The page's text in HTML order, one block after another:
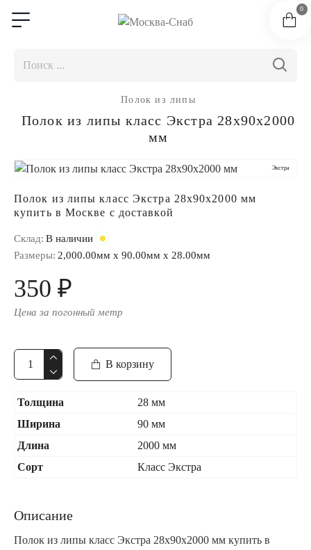
0
Полок из липы
Полок из липы класс Экстра 28x90x2000
мм
Экстра
Полок из липы класс Экстра 28x90x2000 мм
купить в Москве с доставкой
Склад: В наличии
Размеры: 2,000.00мм x 90.00мм x 28.00мм
350 ₽
В корзину
Цена за погонный метр
Толщина
28 мм
Ширина
90 мм
Длина
2000 мм
Сорт
Класс Экстра
Описание
Полок из липы класс Экстра 28x90x2000 мм купить в